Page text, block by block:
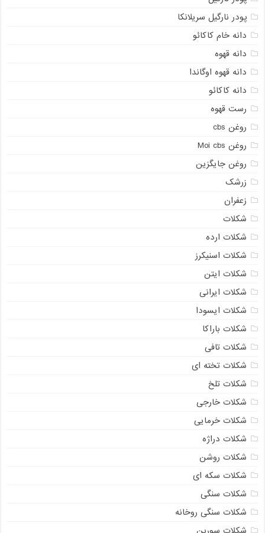
پودر نارگیل سریلانکا
دانه خام کاکائو
دانه قهوه
دانه قهوه اوگاندا
دانه کاکائو
رست قهوه
روغن cbs
روغن Moi cbs
روغن جایگزین
زرشک
زعفران
شکلات
شکلات ارده
شکلات اسنیکرز
شکلات ایتن
شکلات ایرانی
شکلات ایسودا
شکلات باراکا
شکلات تافی
شکلات تخته ای
شکلات تلخ
شکلات خارجی
شکلات خرمایی
شکلات دراژه
شکلات روشن
شکلات سکه ای
شکلات سنگی
شکلات سنگی روخانه
شکلات سوربن